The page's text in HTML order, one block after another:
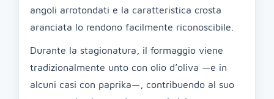
angoli arrotondati e la caratteristica crosta
aranciata lo rendono facilmente riconoscibile.
Durante la stagionatura, il formaggio viene
tradizionalmente unto con olio d’oliva —e in
alcuni casi con paprika—, contribuendo al suo